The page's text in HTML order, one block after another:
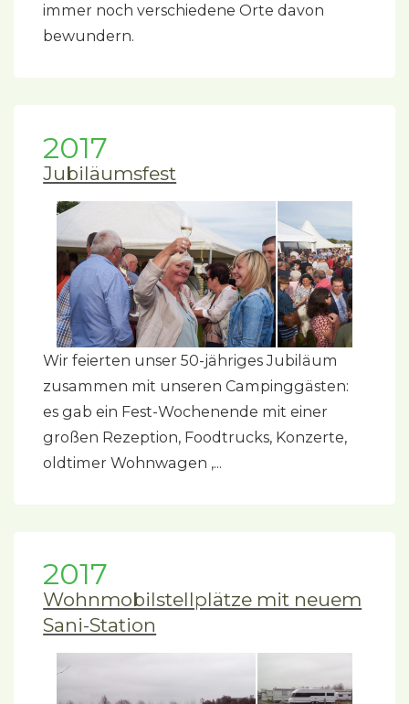
immer noch verschiedene Orte davon
bewundern.
2017
Jubiläumsfest
Wir feierten unser 50-jähriges Jubiläum
zusammen mit unseren Campinggästen:
es gab ein Fest-Wochenende mit einer
großen Rezeption, Foodtrucks, Konzerte,
oldtimer Wohnwagen ,...
2017
Wohnmobilstellplätze mit neuem
Sani-Station